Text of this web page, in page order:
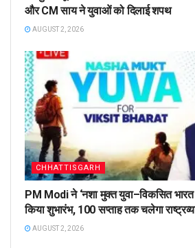
और CM साय ने युवाओं को दिलाई शपथ
AUGUST 2, 2026
CHHATTISGARH
PM Modi ने ‘नशा मुक्त युवा–विकसित
किया शुभारंभ, 100 सप्ताह तक चलेगा
AUGUST 2, 2026